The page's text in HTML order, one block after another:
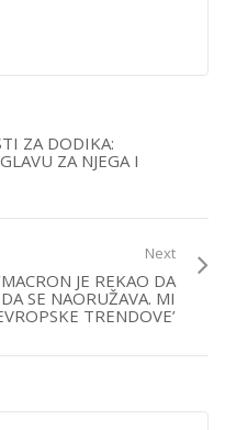
ZA DODIKA:
ZA NJEGA I
Next
JE REKAO DA
SE NAORUŽAVA. MI
TRENDOVE’